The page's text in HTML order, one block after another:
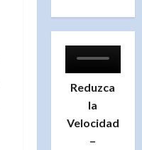
Reduzca
la
Velocidad
–